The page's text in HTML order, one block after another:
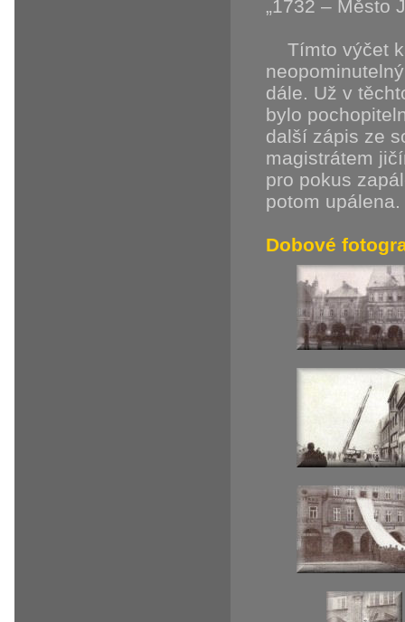
„1732 – Město
Tímto výčet
dále. Už v
bylo
další zápis ze
magistrátem
pro pokus
potom
Dobové